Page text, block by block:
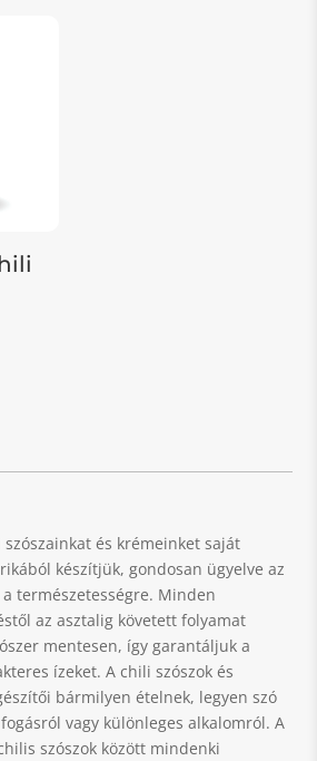
és krémeinket saját
készítjük, gondosan ügyelve az
természetességre. Minden
az asztalig követett folyamat
mentesen, így garantáljuk a
ízeket. A chili szószok és
bármilyen ételnek, legyen szó
vagy különleges alkalomról. A
szószok között mindenki